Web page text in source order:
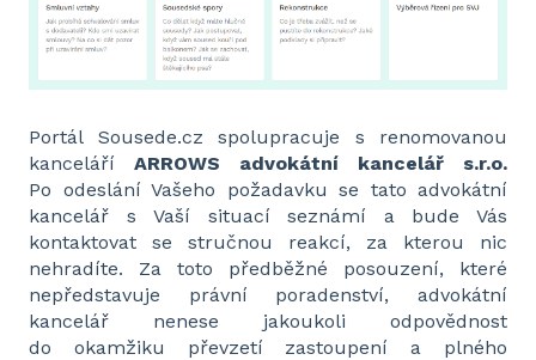
Portál Sousede.cz spolupracuje s renomovanou
kanceláří ARROWS advokátní kancelář s.r.o.
Po odeslání Vašeho požadavku se tato advokátní
kancelář s Vaší situací seznámí a bude Vás
kontaktovat se stručnou reakcí, za kterou nic
nehradíte. Za toto předběžné posouzení, které
nepředstavuje právní poradenství, advokátní
kancelář nenese jakoukoli odpovědnost
do okamžiku převzetí zastoupení a plného